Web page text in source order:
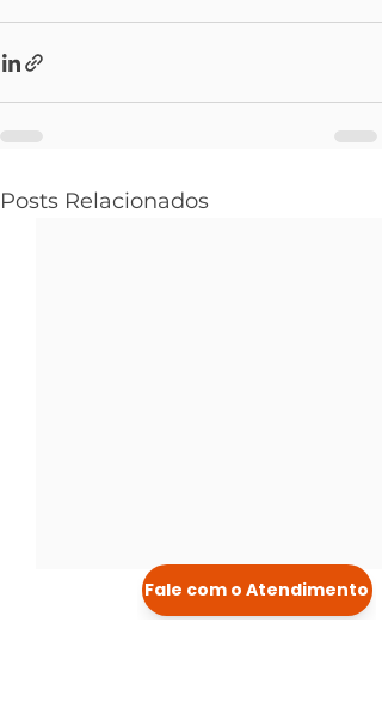
Posts Relacionados